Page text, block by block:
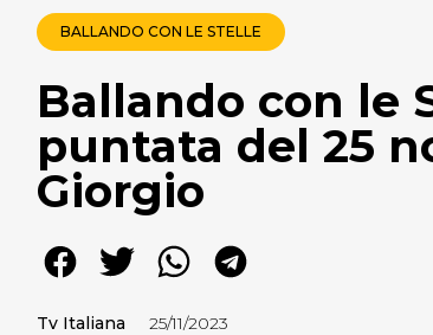
BALLANDO CON LE STELLE
Ballando con le
puntata del 25
Giorgio
Tv Italiana 25/11/2023